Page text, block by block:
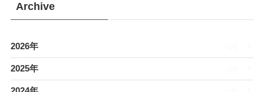
Archive
2026年
2025年